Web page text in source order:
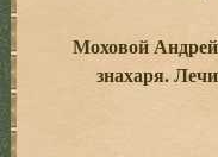
Моховой
знахаря.